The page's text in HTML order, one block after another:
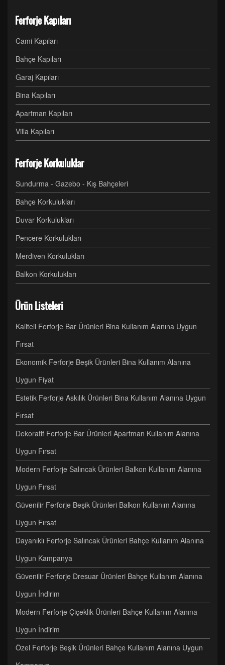
Ferforje Kapıları
Cami Kapıları
Bahçe Kapıları
Garaj Kapıları
Bina Kapıları
Apartman Kapıları
Villa Kapıları
Ferforje Korkuluklar
Sundurma - Gazebo - Kış Bahçeleri
Bahçe Korkulukları
Duvar Korkulukları
Pencere Korkulukları
Merdiven Korkulukları
Balkon Korkulukları
Ürün Listeleri
Kaliteli Ferforje Bar Ürünleri Bina Kullanım Alanına Uygun
Fırsat
Ekonomik Ferforje Beşik Ürünleri Bina Kullanım Alanına
Uygun Fiyat
Estetik Ferforje Askılık Ürünleri Bina Kullanım Alanına Uygun
Fırsat
Dekoratif Ferforje Bar Ürünleri Apartman Kullanım Alanına
Uygun Fırsat
Modern Ferforje Salıncak Ürünleri Balkon Kullanım Alanına
Uygun Fırsat
Güvenilir Ferforje Beşik Ürünleri Balkon Kullanım Alanına
Uygun Fırsat
Dayanıklı Ferforje Salıncak Ürünleri Bahçe Kullanım Alanına
Uygun Kampanya
Güvenilir Ferforje Dresuar Ürünleri Bahçe Kullanım Alanına
Uygun İndirim
Modern Ferforje Çiçeklik Ürünleri Bahçe Kullanım Alanına
Uygun İndirim
Özel Ferforje Beşik Ürünleri Bahçe Kullanım Alanına Uygun